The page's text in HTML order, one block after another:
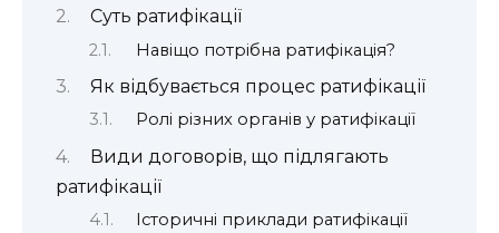
Суть ратифікації
Навіщо потрібна ратифікація?
Як відбувається процес ратифікації
Ролі різних органів у ратифікації
Види договорів, що підлягають
ратифікації
Історичні приклади ратифікації